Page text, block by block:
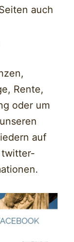
auch
Rente,
oder um
auf
twitter-